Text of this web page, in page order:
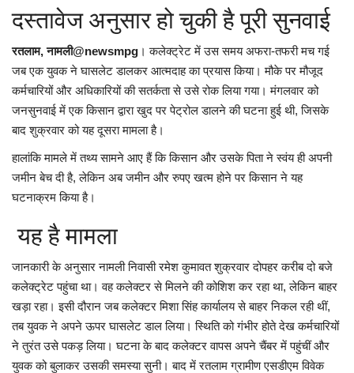
दस्तावेज अनुसार हो चुकी है पूरी सुनवाई
रतलाम, नामली@newsmpg । कलेक्ट्रेट में उस समय अफरा-तफरी मच गई
जब एक युवक ने घासलेट डालकर आत्मदाह का प्रयास किया। मौके पर मौजूद
कर्मचारियों और अधिकारियों की सतर्कता से उसे रोक लिया गया। मंगलवार को
जनसुनवाई में एक किसान द्वारा खुद पर पेट्रोल डालने की घटना हुई थी, जिसके
बाद शुक्रवार को यह दूसरा मामला है।
हालांकि मामले में तथ्य सामने आए हैं कि किसान और उसके पिता ने स्वंय ही अपनी
जमीन बेच दी है, लेकिन अब जमीन और रुपए खत्म होने पर किसान ने यह
घटनाक्रम किया है।
यह है मामला
जानकारी के अनुसार नामली निवासी रमेश कुमावत शुक्रवार दोपहर करीब दो बजे
कलेक्ट्रेट पहुंचा था। वह कलेक्टर से मिलने की कोशिश कर रहा था, लेकिन बाहर
खड़ा रहा। इसी दौरान जब कलेक्टर मिशा सिंह कार्यालय से बाहर निकल रही थीं,
तब युवक ने अपने ऊपर घासलेट डाल लिया। स्थिति को गंभीर होते देख कर्मचारियों
ने तुरंत उसे पकड़ लिया। घटना के बाद कलेक्टर वापस अपने चैंबर में पहुंचीं और
युवक को बुलाकर उसकी समस्या सुनी। बाद में रतलाम ग्रामीण एसडीएम विवेक